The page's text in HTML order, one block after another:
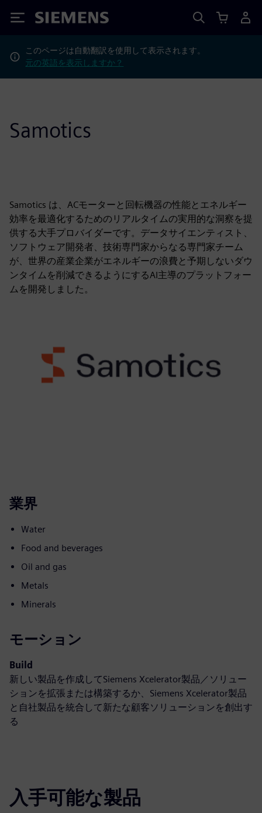
Siemens
このページは自動翻訳を使用して表示されます。
元の英語を表示しますか？
Samotics
Samotics は、ACモーターと回転機器の性能とエネルギー
効率を最適化するためのリアルタイムの実用的な洞察を提
供する大手プロバイダーです。データサイエンティスト、
ソフトウェア開発者、技術専門家からなる専門家チーム
が、世界の産業企業がエネルギーの浪費と予期しないダウ
ンタイムを削減できるようにするAI主導のプラットフォー
ムを開発しました。
業界
Water
Food and beverages
Oil and gas
Metals
Minerals
モーション
Build
新しい製品を作成してSiemens Xcelerator製品／ソリュー
ションを拡張または構築するか、Siemens Xcelerator製品
と自社製品を統合して新たな顧客ソリューションを創出す
る
入手可能な製品